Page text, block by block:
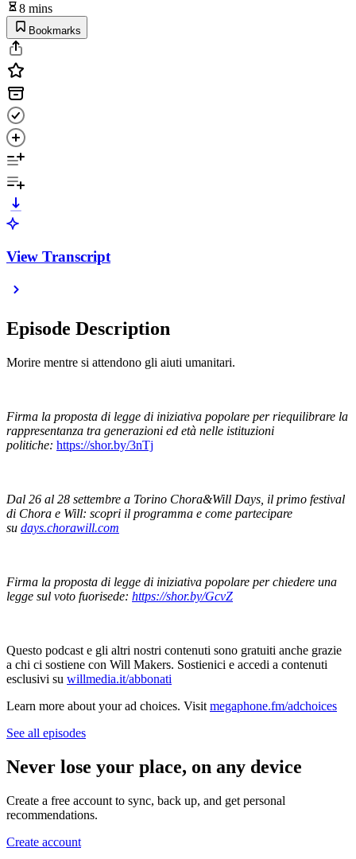
8 mins
Bookmarks
View Transcript
Episode Description
Morire mentre si attendono gli aiuti umanitari.
Firma la proposta di legge di iniziativa popolare per riequilibrare la
rappresentanza tra generazioni ed età nelle istituzioni
politiche: ⁠https://shor.by/3nTj⁠
Dal 26 al 28 settembre a Torino Chora&Will Days, il primo festival
di Chora e Will: scopri il programma e come partecipare
su days.chorawill.com
Firma la proposta di legge di iniziativa popolare per chiedere una
legge sul voto fuorisede: https://shor.by/GcvZ
Questo podcast e gli altri nostri contenuti sono gratuiti anche grazie
a chi ci sostiene con Will Makers. Sostienici e accedi a contenuti
esclusivi su ⁠willmedia.it/abbonati
Learn more about your ad choices. Visit megaphone.fm/adchoices
See all episodes
Never lose your place, on any device
Create a free account to sync, back up, and get personal
recommendations.
Create account